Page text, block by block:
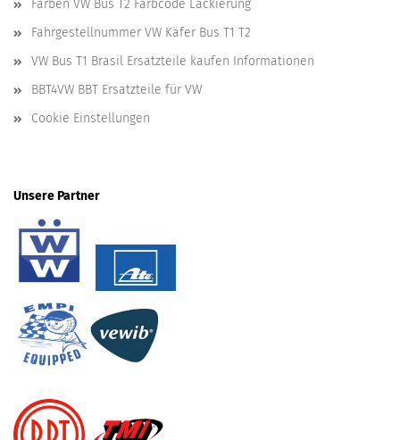
Farben VW Bus T2 Farbcode Lackierung
Fahrgestellnummer VW Käfer Bus T1 T2
VW Bus T1 Brasil Ersatzteile kaufen Informationen
BBT4VW BBT Ersatzteile für VW
Cookie Einstellungen
Unsere Partner